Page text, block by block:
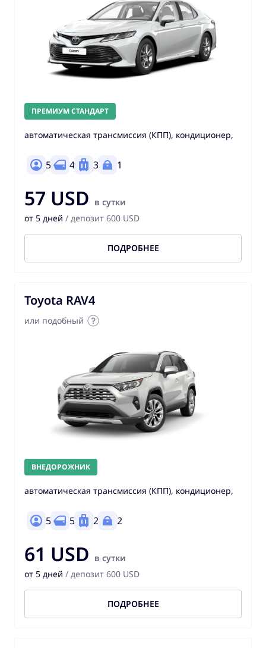
ПРЕМИУМ СТАНДАРТ
автоматическая трансмиссия (КПП), кондиционер,
5 4 3 1
57 USD в сутки
от 5 дней / депозит 600 USD
ПОДРОБНЕЕ
Toyota RAV4
или подобный
ВНЕДОРОЖНИК
автоматическая трансмиссия (КПП), кондиционер,
5 5 2 2
61 USD в сутки
от 5 дней / депозит 600 USD
ПОДРОБНЕЕ